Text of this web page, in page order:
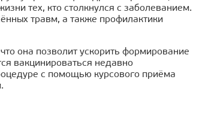
тех, кто столкнулся с заболеванием.
травм, а также профилактики
она позволит ускорить формирование
вакцинироваться недавно
с помощью курсового приёма